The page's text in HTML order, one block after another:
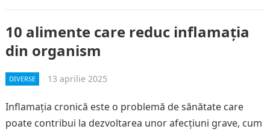
10 alimente care reduc inflamația
din organism
DIVERSE 13 aprilie 2025
Inflamația cronică este o problemă de sănătate care
poate contribui la dezvoltarea unor afecțiuni grave, cum